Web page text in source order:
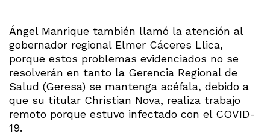
Ángel Manrique también llamó la atención al
gobernador regional Elmer Cáceres Llica,
porque estos problemas evidenciados no se
resolverán en tanto la Gerencia Regional de
Salud (Geresa) se mantenga acéfala, debido a
que su titular Christian Nova, realiza trabajo
remoto porque estuvo infectado con el COVID-
19.